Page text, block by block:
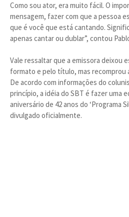
Como sou ator, era muito fácil. O
mensagem, fazer com que a pessoa
que é você que está cantando.
apenas cantar ou dublar”, contou
Vale ressaltar que a emissora deixou
formato e pelo título, mas
De acordo com informações do
princípio, a idéia do SBT é fazer uma
aniversário de 42 anos do ‘Programa
divulgado oficialmente.